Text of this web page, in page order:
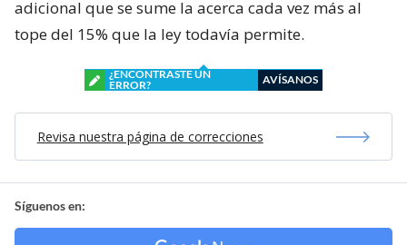
adicional que se sume la acerca cada vez más al
tope del 15% que la ley todavía permite.
¿ENCONTRASTE UN
ERROR?
AVÍSANOS
Revisa nuestra página de correcciones
Síguenos en: